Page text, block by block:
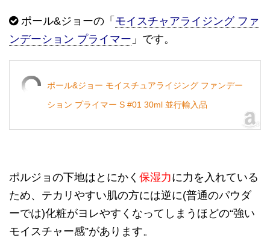
ポール&ジョーの「 モイスチャアライジング ファ
ンデーション プライマー 」です。
ポール&ジョー モイスチュアライジング ファンデー
ション プライマー S #01 30ml 並行輸入品
ポルジョの下地はとにかく 保湿力に力を入れている
ため、テカリやすい肌の方には逆に(普通のパウダ
ーでは)化粧がヨレやすくなってしまうほどの“強い
モイスチャー感”があります。